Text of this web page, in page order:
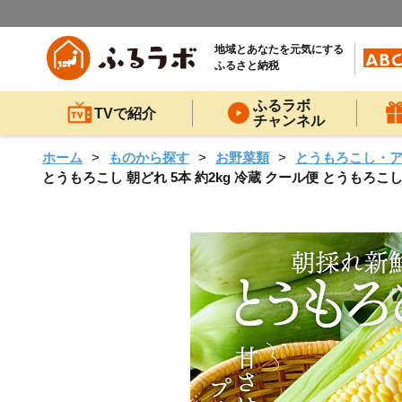
地域とあなたを元気にする
ふるさと納税
TVで紹介
ふるラボ
チャンネル
ホーム ものから探す お野菜類
とうもろこし・
とうもろこし 朝どれ 5本 約2kg 冷蔵 クール便 とうもろこ